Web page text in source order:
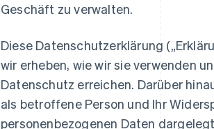
Geschäft zu verwalten.
Diese Datenschutzerklärung
wir erheben, wie wir sie verwenden
Datenschutz erreichen. Darüber
als betroffene Person und Ihr
personenbezogenen Daten